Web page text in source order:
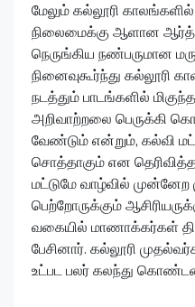
மேலும் கல்லூரி
நிலைமைக்கு ஆளான
நெருங்கிய நண்பருமான
நினைவுகூர்ந்து கல்லூரி
நடத்தும் பாடங்களில்
அறிவாற்றலை பெருக்கி
வேண்டும் என்றும், கல்வி
சொத்தாகும் என
மட்டுமே வாழ்வில் முன்னேற
பெற்றோருக்கும்
வகையில் மாணாக்கர்கள்
பேசினார். கல்லூரி
உட்பட பலர் கலந்து